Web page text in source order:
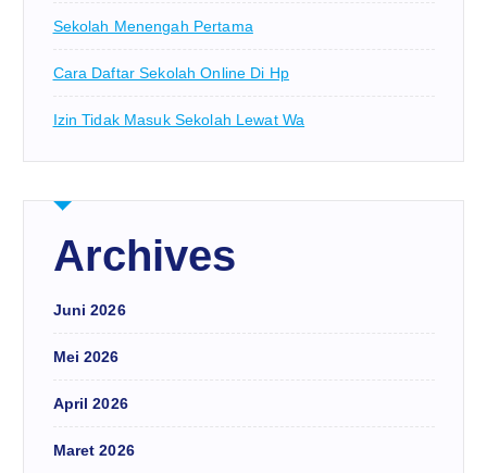
Sekolah Menengah Pertama
Cara Daftar Sekolah Online Di Hp
Izin Tidak Masuk Sekolah Lewat Wa
Archives
Juni 2026
Mei 2026
April 2026
Maret 2026